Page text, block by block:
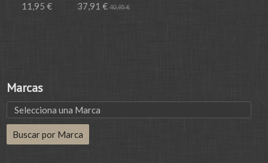
Marcas
11,95 € 37,91 € 40,95 €